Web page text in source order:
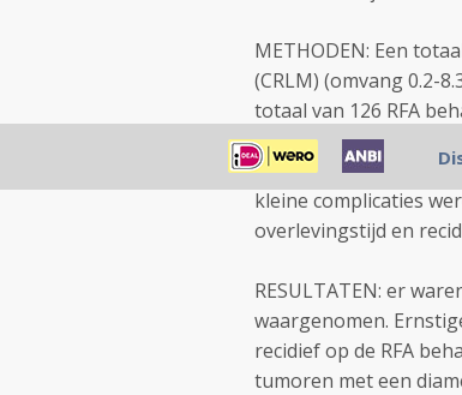
METHODEN: Een
(CRLM) (omvang0.2-
totaal van 126 RFA
tijdwas 29maanden (
locatie) , procedure
kleine complicaties
overlevingstijd en
RESULTATEN: er
waargenomen.
recidief op de RFA
tumoren meteen